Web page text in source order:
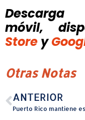
Descarga
móvil,
Store y
Otras Notas
ANTERIOR